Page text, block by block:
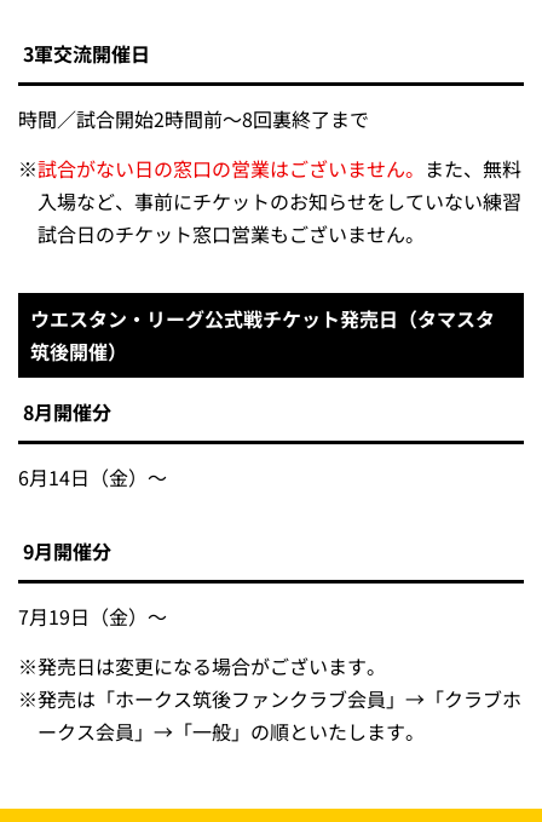
3軍交流開催日
時間／試合開始2時間前～8回裏終了まで
※試合がない日の窓口の営業はございません。 また、無料
入場など、事前にチケットのお知らせをしていない練習
試合日のチケット窓口営業もございません。
ウエスタン・リーグ公式戦チケット発売日（タマスタ
筑後開催）
8月開催分
6月14日（金）～
9月開催分
7月19日（金）～
※発売日は変更になる場合がございます。
※発売は「ホークス筑後ファンクラブ会員」→「クラブホ
ークス会員」→「一般」の順といたします。